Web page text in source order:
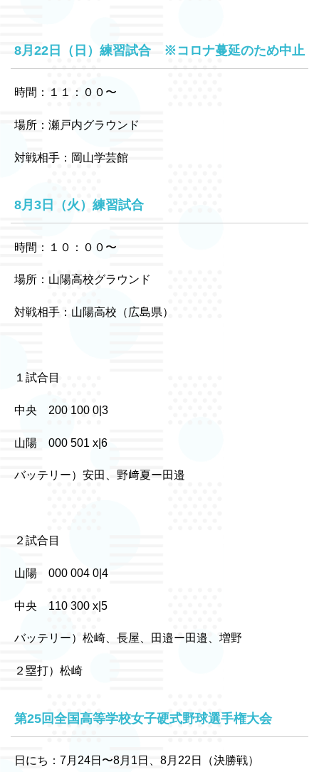
8月22日（日）練習試合 ※コロナ蔓延のため中止
時間：１１：００〜
場所：瀬戸内グラウンド
対戦相手：岡山学芸館
8月3日（火）練習試合
時間：１０：００〜
場所：山陽高校グラウンド
対戦相手：山陽高校（広島県）
１試合目
中央 200 100 0|3
山陽 000 501 x|6
バッテリー）安田、野﨑夏ー田邉
２試合目
山陽 000 004 0|4
中央 110 300 x|5
バッテリー）松崎、長屋、田邉ー田邉、増野
２塁打）松崎
第25回全国高等学校女子硬式野球選手権大会
日にち：7月24日〜8月1日、8月22日（決勝戦）